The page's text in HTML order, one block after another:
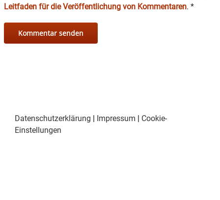
Leitfaden für die Veröffentlichung von Kommentaren. *
Datenschutzerklärung | Impressum | Cookie-
Einstellungen